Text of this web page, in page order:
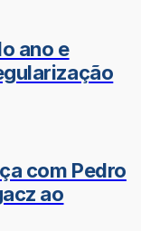
ano e
com Pedro
ao